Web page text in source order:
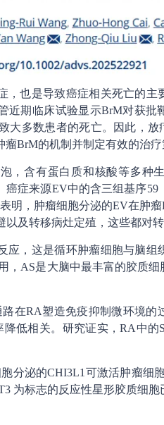
，也是导致癌症相关死亡的主
近期临床试验显示BrM对获批
大多数患者的死亡。因此，
BrM的机制并制定有效的治疗
，含有蛋白质和核酸等多种
症来源EV中的含三组基序59
明，肿瘤细胞分泌的EV在肿
及转移病灶定殖，这些都对转
，这是循环肿瘤细胞与脑组
，AS是大脑中最丰富的胶质
在RA塑造免疫抑制微环境的
低相关。研究证实，RA中的
分泌的CHI3L1可激活肿瘤细
为标志的反应性星形胶质细